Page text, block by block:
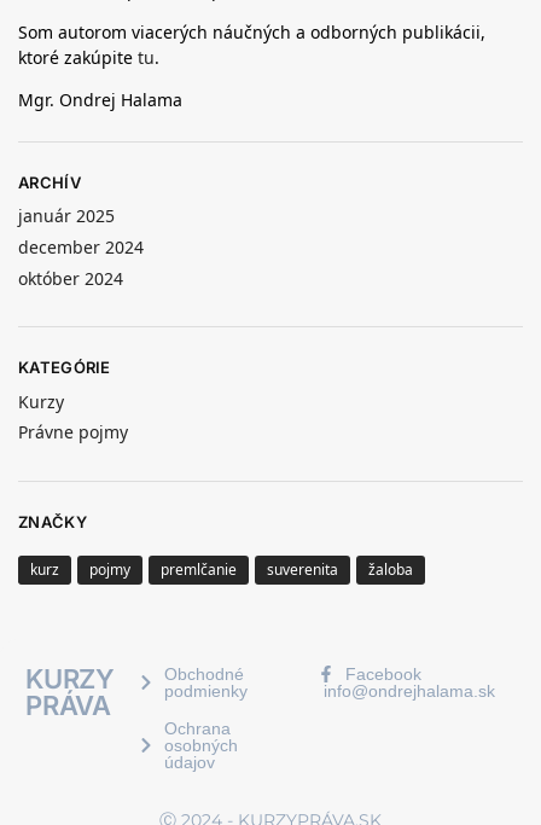
Som autorom viacerých náučných a odborných publikácii,
ktoré zakúpite tu.
Mgr. Ondrej Halama
ARCHÍV
január 2025
december 2024
október 2024
KATEGÓRIE
Kurzy
Právne pojmy
ZNAČKY
kurz pojmy premlčanie suverenita žaloba
KURZY
PRÁVA
Obchodné
podmienky
Ochrana
osobných
údajov
Facebook
info@ondrejhalama.sk
Ⓒ 2024 - KURZYPRÁVA.SK